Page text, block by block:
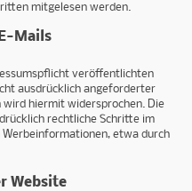
mitgelesen werden.
Mails
veröffentlichten
ausdrücklich angeforderter
hiermit widersprochen. Die
rechtliche Schritte im
Werbeinformationen, etwa durch
Website